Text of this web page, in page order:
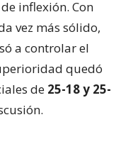
inflexión. Con
vez más sólido,
a controlar el
quedó
de 25-18 y 25-